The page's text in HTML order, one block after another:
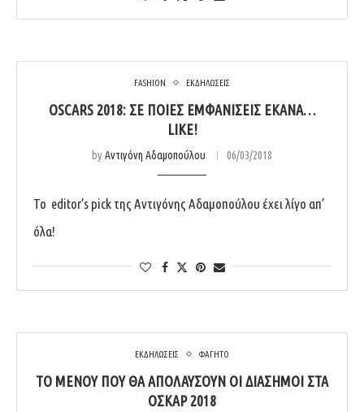
FASHION ΕΚΔΗΛΩΣΕΙΣ
OSCARS 2018: ΣΕ ΠΟΙΕΣ ΕΜΦΑΝΊΣΕΙΣ ΈΚΑΝΑ…
LIKE!
byΑντιγόνη Αδαμοπούλου 06/03/2018
Το editor’s pick της Αντιγόνης Αδαμοπούλου έχει λίγο απ’
όλα!
ΕΚΔΗΛΩΣΕΙΣ ΦΑΓΗΤΟ
ΤΟ ΜΕΝΟΎ ΠΟΥ ΘΑ ΑΠΟΛΑΎΣΟΥΝ ΟΙ ΔΙΆΣΗΜΟΙ ΣΤΑ
ΌΣΚΑΡ 2018